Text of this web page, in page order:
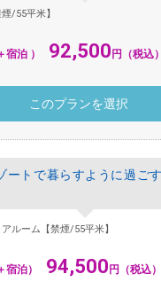
/55平米】
宿泊 ） 92,500円（税込）
ートで暮らすように過ご
ルーム【禁煙/55平米】
宿泊） 94,500円（税込）